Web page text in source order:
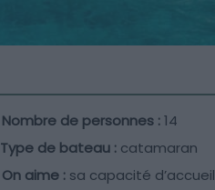
Nombre de personnes :14
Type de bateau : catamaran
On aime : sa capacité d’accueil